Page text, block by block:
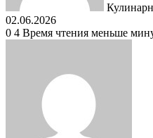
02.06.2026
0 4 Время чтения меньше